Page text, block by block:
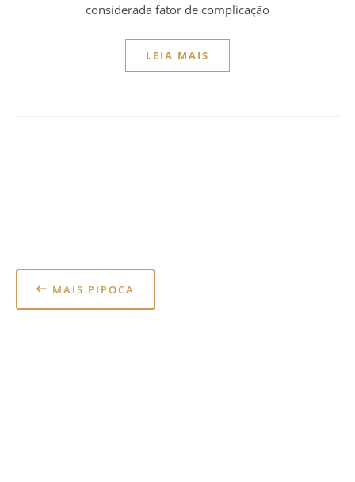
considerada fator de complicação
LEIA MAIS
MAIS PIPOCA